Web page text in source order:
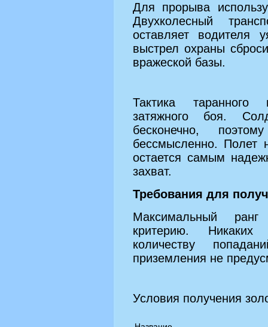
Для прорыва
Двухколесный
оставляет водителя
выстрел охраны
вражеской базы.
Тактика таранного
затяжного боя.
бесконечно,
бессмысленно. Полет
остается самым
захват.
Требования для
Максимальный
критерию.
количеству
приземления не
Условия получения